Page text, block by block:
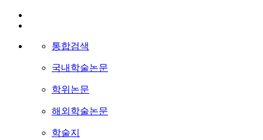
통합검색
국내학술논문
학위논문
해외학술논문
학술지